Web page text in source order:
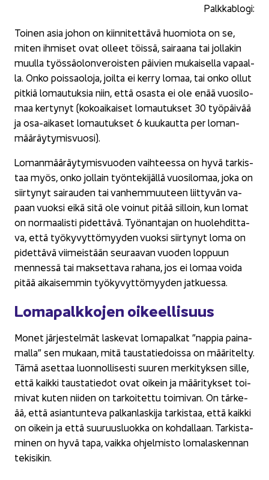
Palk­ka­blo­gi:
Toi­nen asia johon on kiin­ni­tet­tä­vä huo­mio­ta on se,
miten ih­mi­set ovat ol­leet töis­sä, sai­raa­na tai jol­la­kin
muul­la työs­sä­olon­ve­rois­ten päi­vien mu­kai­sel­la va­paal­
la. Onko pois­sao­lo­ja, joil­ta ei kerry lomaa, tai onko ollut
pit­kiä lo­mau­tuk­sia niin, että osas­ta ei ole enää vuo­si­lo­
maa ker­ty­nyt (ko­koai­kai­set lo­mau­tuk­set 30 työ­päi­vää
ja osa-​aikaset lo­mau­tuk­set 6 kuu­kaut­ta per lo­man­
mää­räy­ty­mis­vuo­si).
Lo­man­mää­räy­ty­mis­vuo­den vaih­tees­sa on hyvä tar­kis­
taa myös, onko jol­lain työn­te­ki­jäl­lä vuo­si­lo­maa, joka on
siir­ty­nyt sai­rau­den tai van­hem­muu­teen liit­ty­vän va­
paan vuok­si eikä sitä ole voi­nut pitää sil­loin, kun lomat
on nor­maa­lis­ti pi­det­tä­vä. Työ­nan­ta­jan on huo­leh­dit­ta­
va, että työ­ky­vyt­tö­myy­den vuok­si siir­ty­nyt loma on
pi­det­tä­vä vii­meis­tään seu­raa­van vuo­den lop­puun
men­nes­sä tai mak­set­ta­va ra­ha­na, jos ei lomaa voida
pitää ai­kai­sem­min työ­ky­vyt­tö­myy­den jat­kues­sa.
Lo­ma­palk­ko­jen oi­keel­li­suus
Monet jär­jes­tel­mät las­ke­vat lo­ma­pal­kat ”nap­pia pai­na­
mal­la” sen mu­kaan, mitä taus­ta­tie­dois­sa on mää­ri­tel­ty.
Tämä aset­taa luon­nol­li­ses­ti suu­ren mer­ki­tyk­sen sille,
että kaik­ki taus­ta­tie­dot ovat oi­kein ja mää­ri­tyk­set toi­
mi­vat kuten nii­den on tar­koi­tet­tu toi­mi­van. On tär­ke­
ää, että asian­tun­te­va pal­kan­las­ki­ja tar­kis­taa, että kaik­ki
on oi­kein ja että suu­ruus­luok­ka on koh­dal­laan. Tar­kis­ta­
mi­nen on hyvä tapa, vaik­ka oh­jel­mis­to lo­ma­las­ken­nan
te­ki­si­kin.